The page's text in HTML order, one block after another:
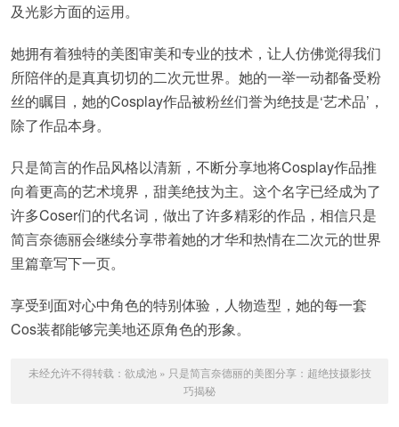
及光影方面的运用。
她拥有着独特的美图审美和专业的技术，让人仿佛觉得我们
所陪伴的是真真切切的二次元世界。她的一举一动都备受粉
丝的瞩目，她的Cosplay作品被粉丝们誉为绝技是‘艺术品’，
除了作品本身。
只是简言的作品风格以清新，不断分享地将Cosplay作品推
向着更高的艺术境界，甜美绝技为主。这个名字已经成为了
许多Coser们的代名词，做出了许多精彩的作品，相信只是
简言奈德丽会继续分享带着她的才华和热情在二次元的世界
里篇章写下一页。
享受到面对心中角色的特别体验，人物造型，她的每一套
Cos装都能够完美地还原角色的形象。
未经允许不得转载： 欲成池» 只是简言奈德丽的美图分享：超绝技摄影技
巧揭秘